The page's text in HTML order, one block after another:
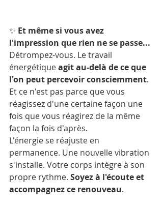
✨ Et même si vous avez
l'impression que rien ne se passe...
Détrompez-vous. Le travail
énergétique agit au-delà de ce que
l'on peut percevoir consciemment.
Et ce n'est pas parce que vous
réagissez d'une certaine façon une
fois que vous réagirez de la même
façon la fois d'après.
L'énergie se réajuste en
permanence. Une nouvelle vibration
s'installe. Votre corps intègre à son
propre rythme. Soyez à l'écoute et
accompagnez ce renouveau.